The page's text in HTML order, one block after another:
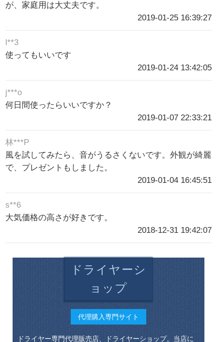
が、家庭用は大丈夫です。
2019-01-25 16:39:27
l**3
使ってもいいです
2019-01-24 13:42:05
j***o
何日間使ったらいいですか？
2019-01-07 22:33:21
林***P
風を試してみたら、音がうるさくないです。外観が綺麗
で、プレゼントもしました。
2019-01-04 16:45:51
s**6
大気価格の高さが好きです。
2018-12-31 19:42:07
ドライヤーシ
ョップ
代理購入専門サイト
ドライヤー専門代理販売店、ドライヤーショップ。当店に